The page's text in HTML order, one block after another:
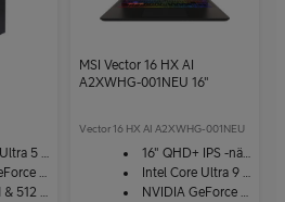
5 225F
5050
Gt SSD
MSI Vector 16 HX AI
A2XWHG-001NEU 16"
Vector 16 HX AI A2XWHG-001NEU
16" QHD+ IPS -näyttö
Intel Core Ultra 9 275HX
NVIDIA GeForce RTX 5070Ti